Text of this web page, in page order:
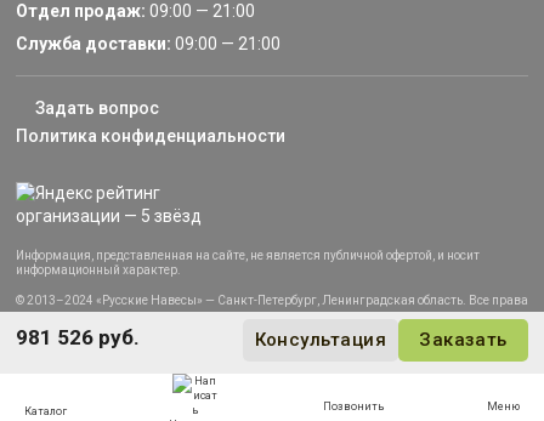
981 526 руб. Консультация Заказать
Каталог
Позвонить Меню
Отдел продаж: 09:00 — 21:00
Служба доставки: 09:00 — 21:00
Задать вопрос
Политика конфиденциальности
Информация, представленная на сайте, не является публичной офертой, и носит
информационный характер.
© 2013–2024 «Русские Навесы» — Санкт-Петербург, Ленинградская область. Все права
защищены.